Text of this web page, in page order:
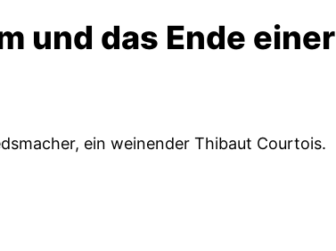
und das Ende einer
ein weinender Thibaut Courtois.